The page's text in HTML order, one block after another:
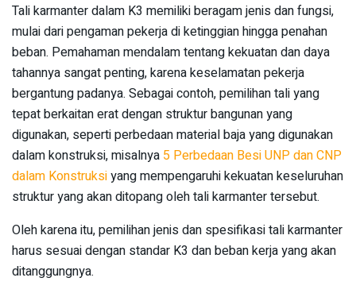
Tali karmanter dalam K3 memiliki beragam jenis dan fungsi,
mulai dari pengaman pekerja di ketinggian hingga penahan
beban. Pemahaman mendalam tentang kekuatan dan daya
tahannya sangat penting, karena keselamatan pekerja
bergantung padanya. Sebagai contoh, pemilihan tali yang
tepat berkaitan erat dengan struktur bangunan yang
digunakan, seperti perbedaan material baja yang digunakan
dalam konstruksi, misalnya 5 Perbedaan Besi UNP dan CNP
dalam Konstruksiyang mempengaruhi kekuatan keseluruhan
struktur yang akan ditopang oleh tali karmanter tersebut.
Oleh karena itu, pemilihan jenis dan spesifikasi tali karmanter
harus sesuai dengan standar K3 dan beban kerja yang akan
ditanggungnya.